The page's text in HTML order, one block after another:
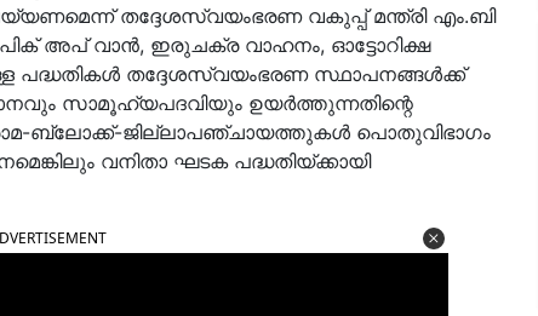
തദ്ദേശസ്വയംഭരണ വകുപ്പ് മന്ത്രി എം.ബി
അപ് വാൻ, ഇരുചക്ര വാഹനം, ഓട്ടോറിക്ഷ
പദ്ധതികൾ തദ്ദേശസ്വയംഭരണ സ്ഥാപനങ്ങൾക്ക്
സാമൂഹ്യപദവിയും ഉയർത്തുന്നതിന്റെ
ബ്ലോക്ക്-ജില്ലാപഞ്ചായത്തുകൾ പൊതുവിഭാഗം
വനിതാ ഘടക പദ്ധതിയ്ക്കായി